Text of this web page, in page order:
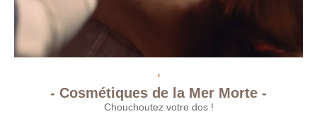
'
- Cosmétiques de la Mer Morte -
Chouchoutez votre dos !